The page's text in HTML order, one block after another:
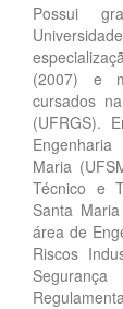
Possui
(2007) e
cursados
(UFRGS).
Maria
Técnico e
Santa
área de
Riscos